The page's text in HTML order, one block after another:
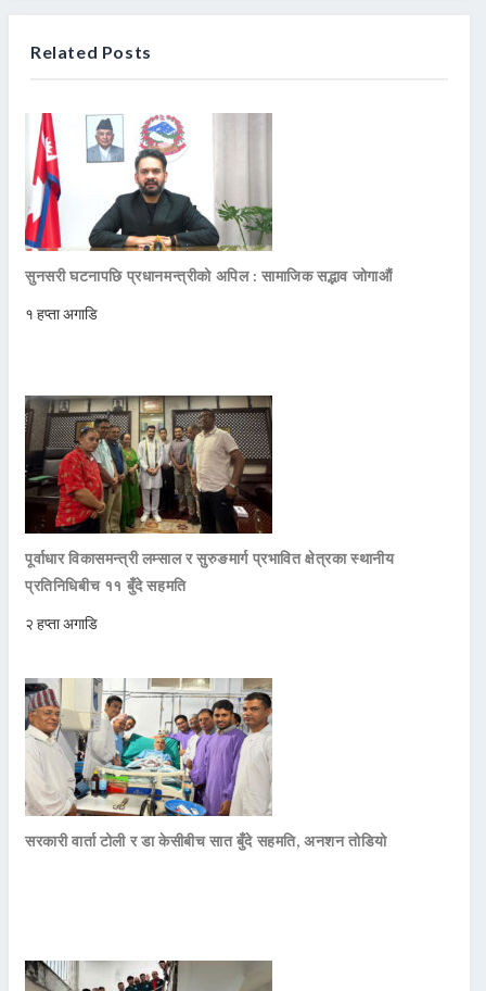
Related Posts
सुनसरी घटनापछि प्रधानमन्त्रीको अपिल : सामाजिक सद्भाव जोगाऔं
१ हप्ता अगाडि
पूर्वाधार विकासमन्त्री लम्साल र सुरुङमार्ग प्रभावित क्षेत्रका स्थानीय
प्रतिनिधिबीच ११ बुँदे सहमति
२ हप्ता अगाडि
सरकारी वार्ता टोली र डा केसीबीच सात बुँदे सहमति, अनशन तोडियो